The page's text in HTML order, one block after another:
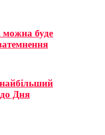
можна буде
найбільший
Дня